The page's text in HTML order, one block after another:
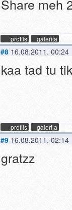
Share meh
profils galerija
#8 16.08.2011. 00:24
kaa tad tu
profils galerija
#9 16.08.2011. 02:14
gratzz